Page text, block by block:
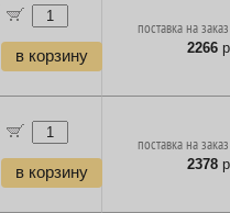
в корзину
поставка на
2266
в корзину
поставка на
2378